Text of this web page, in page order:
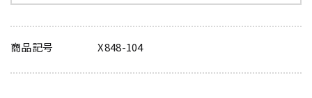
商品記号 X848-104